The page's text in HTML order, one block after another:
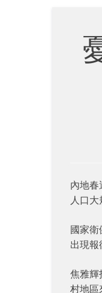
內地
人口
國家
出現報
焦雅輝
村地區